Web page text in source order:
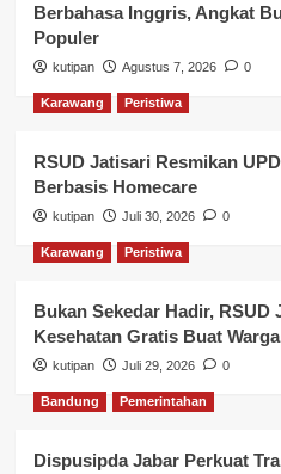
Berbahasa Inggris, Angkat
Populer
kutipan Agustus 7, 2026 0
Karawang Peristiwa
RSUD Jatisari Resmikan
Berbasis Homecare
kutipan Juli 30, 2026 0
Karawang Peristiwa
Bukan Sekedar Hadir, RSUD
Kesehatan Gratis Buat
kutipan Juli 29, 2026 0
Bandung Pemerintahan
Dispusipda Jabar Perkuat